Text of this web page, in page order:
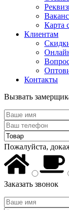
Карта
Клиентам
Контакты
Вызвать
Пожалуйста,
Заказать звонок